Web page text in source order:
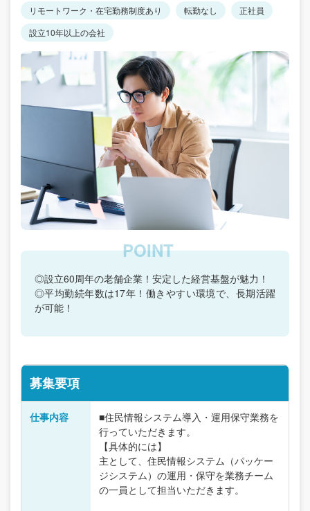
リモートワーク・在宅勤務制度あり
転勤なし
正社員
設立10年以上の会社
◎設立60周年の老舗企業！安定した経営基盤が魅力！
◎平均勤続年数は17年！働きやすい環境で、長期活躍
が可能！
募集要項
仕事内容
■住民情報システム導入・運用保守業務を
行っていただきます。
【具体的には】
主として、住民情報システム（パッケー
ジシステム）の運用・保守を業務チーム
の一員として担当いただきます。